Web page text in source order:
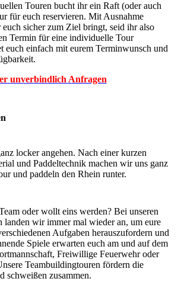
Touren bucht ihr ein Raft (oder auch
für euch reservieren. Mit Ausnahme
euch sicher zum Ziel bringt, seid ihr also
Termin für eine individuelle Tour
euch einfach mit eurem Terminwunsch und
unverbindlich Anfragen
locker angehen. Nach einer kurzen
und Paddeltechnik machen wir uns ganz
und paddeln den Rhein runter.
oder wollt eins werden? Bei unseren
landen wir immer mal wieder an, um eure
Aufgaben herauszufordern und
Spiele erwarten euch am und auf dem
Freiwillige Feuerwehr oder
Teambuildingtouren fördern die
schweißen zusammen.